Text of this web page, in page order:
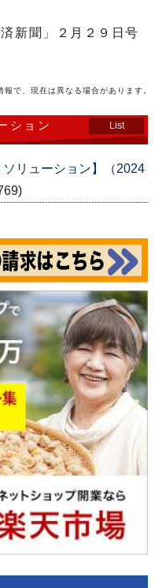
新聞」２月２９日号
で、現在は異なる場合があります。
ション
List
リューション】（2024